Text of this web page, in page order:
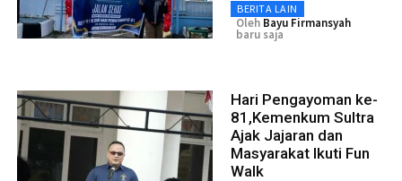
BERITA LAIN
Oleh Bayu Firmansyah
baru saja
Hari Pengayoman ke-
81,Kemenkum Sultra
Ajak Jajaran dan
Masyarakat Ikuti Fun
Walk